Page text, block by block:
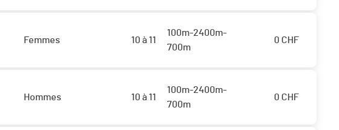
Femmes 10 à 11
100m-2400m-
700m
0 CHF
Hommes 10 à 11
100m-2400m-
700m
0 CHF